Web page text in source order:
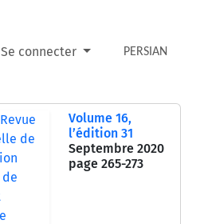
Se connecter PERSIAN
Volume 16,
l’édition 31
Septembre 2020
page 265-273